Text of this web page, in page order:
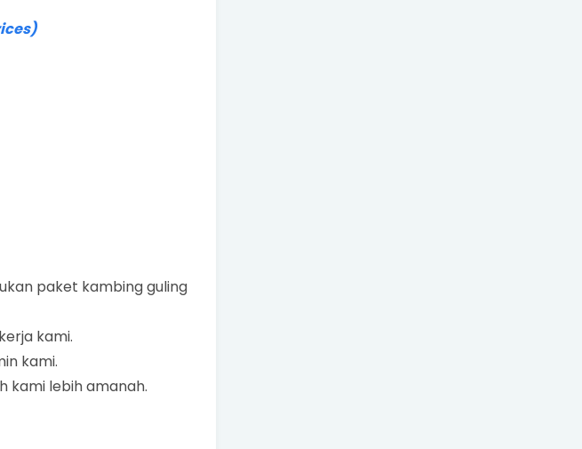
paket kambing guling
kami.
kami.
kami lebih amanah.